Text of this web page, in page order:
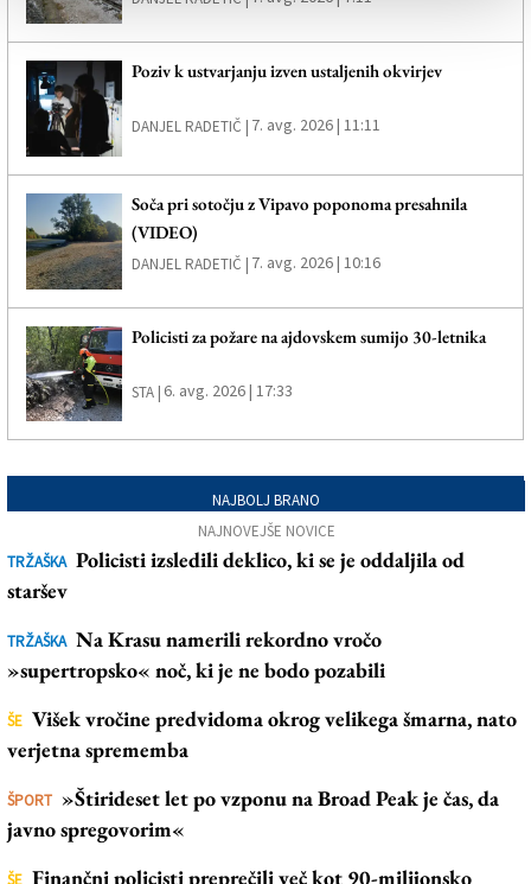
Poziv k ustvarjanju izven ustaljenih okvirjev
DANJEL RADETIČ | 7. avg. 2026 | 11:11
Soča pri sotočju z Vipavo poponoma presahnila
(VIDEO)
DANJEL RADETIČ | 7. avg. 2026 | 10:16
Policisti za požare na ajdovskem sumijo 30-letnika
STA | 6. avg. 2026 | 17:33
NAJBOLJ BRANO
NAJNOVEJŠE NOVICE
TRŽAŠKA Policisti izsledili deklico, ki se je oddaljila od
staršev
TRŽAŠKA Na Krasu namerili rekordno vročo
»supertropsko« noč, ki je ne bodo pozabili
ŠE Višek vročine predvidoma okrog velikega šmarna, nato
verjetna sprememba
ŠPORT »Štirideset let po vzponu na Broad Peak je čas, da
javno spregovorim«
Finančni policisti preprečili več kot 90-milijonsko